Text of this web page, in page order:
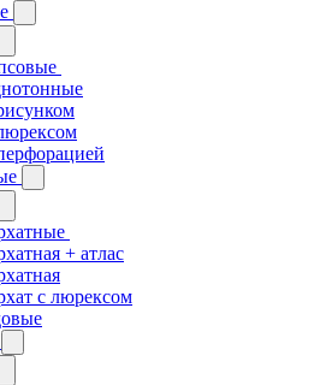
+ атлас
с люрексом